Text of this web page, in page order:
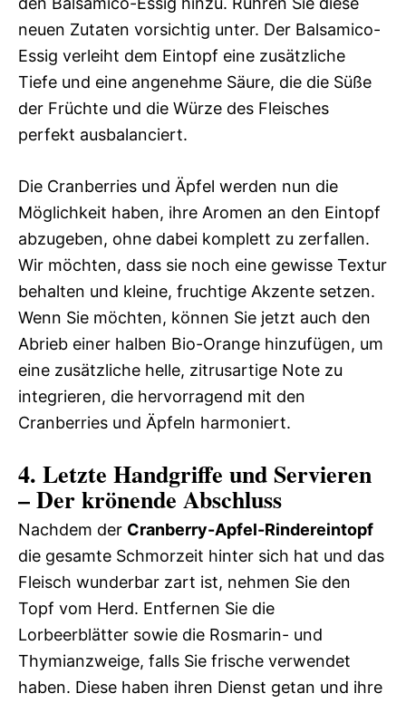
neuen Zutaten vorsichtig unter. Der Balsamico-
Essig verleiht dem Eintopf eine zusätzliche
Tiefe und eine angenehme Säure, die die Süße
der Früchte und die Würze des Fleisches
perfekt ausbalanciert.
Die Cranberries und Äpfel werden nun die
Möglichkeit haben, ihre Aromen an den Eintopf
abzugeben, ohne dabei komplett zu zerfallen.
Wir möchten, dass sie noch eine gewisse Textur
behalten und kleine, fruchtige Akzente setzen.
Wenn Sie möchten, können Sie jetzt auch den
Abrieb einer halben Bio-Orange hinzufügen, um
eine zusätzliche helle, zitrusartige Note zu
integrieren, die hervorragend mit den
Cranberries und Äpfeln harmoniert.
4. Letzte Handgriffe und Servieren
– Der krönende Abschluss
Nachdem der Cranberry-Apfel-Rindereintopf
die gesamte Schmorzeit hinter sich hat und das
Fleisch wunderbar zart ist, nehmen Sie den
Topf vom Herd. Entfernen Sie die
Lorbeerblätter sowie die Rosmarin- und
Thymianzweige, falls Sie frische verwendet
haben. Diese haben ihren Dienst getan und ihre